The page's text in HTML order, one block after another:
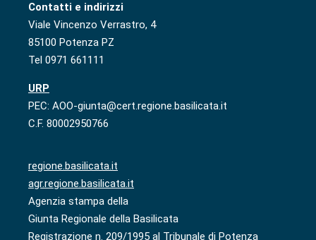
Contatti e indirizzi
Viale Vincenzo Verrastro, 4
85100 Potenza PZ
Tel 0971 661111
URP
PEC: AOO-giunta@cert.regione.basilicata.it
C.F. 80002950766
regione.basilicata.it
agr.regione.basilicata.it
Agenzia stampa della
Giunta Regionale della Basilicata
Registrazione n. 209/1995 al Tribunale di Potenza